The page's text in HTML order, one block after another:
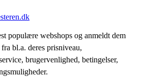
populære webshops og anmeldt dem
bl.a. deres prisniveau,
brugervenlighed, betingelser,